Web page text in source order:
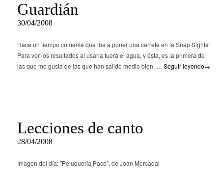
Guardián
30/04/2008
Hace un tiempo comenté que iba a poner una carrete en la Snap Sights!
Para ver los resultados al usarla fuera el agua, y ésta, es la primera de
las que me gusta de las que han salido medio bien. … Seguir leyendo→
Lecciones de canto
28/04/2008
Imagen del día: ”Peluquería Paco”, de Joan Mercadal